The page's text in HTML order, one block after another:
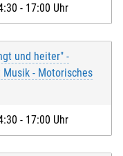
- 17:00 Uhr
und heiter" -
- Motorisches
- 17:00 Uhr